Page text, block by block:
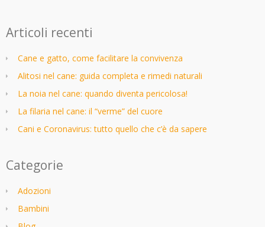
Articoli recenti
Cane e gatto, come facilitare la convivenza
Alitosi nel cane: guida completa e rimedi naturali
La noia nel cane: quando diventa pericolosa!
La filaria nel cane: il “verme” del cuore
Cani e Coronavirus: tutto quello che c’è da sapere
Categorie
Adozioni
Bambini